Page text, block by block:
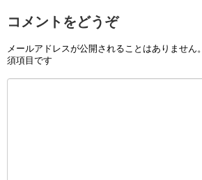
コメントをどうぞ
メールアドレスが公開されることはありません。
須項目です